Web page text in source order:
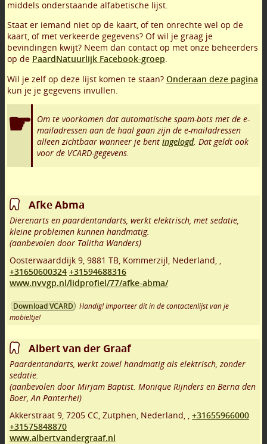
middels onderstaande alfabetische lijst.
Staat er iemand niet op de kaart, of ten onrechte wel op de
kaart, of met verkeerde gegevens? Of wil je graag je
bevindingen kwijt? Neem dan contact op met onze beheerders
op de PaardNatuurlijk Facebook-groep.
Wil je zelf op deze lijst komen te staan? Onderaan deze pagina
kun je je gegevens invullen.
Om te voorkomen dat automatische spam-bots met de e-
mailadressen aan de haal gaan zijn de e-mailadressen
alleen zichtbaar wanneer je bent ingelogd. Dat geldt ook
voor de VCARD-gegevens.
Afke Abma
Dierenarts en paardentandarts, werkt elektrisch, met sedatie,
kleine problemen kunnen handmatig.
(aanbevolen door Talitha Wanders)
Oosterwaarddijk 9 9881 TB Kommerzijl Nederland,
+31650600324 +31594688316
www.nvvgp.nl/lidprofiel/77/afke-abma/
Download VCARD
Handig! Importeer dit in de contactenlijst van je
mobieltje!
Albert van der Graaf
Paardentandarts, werkt zowel handmatig als elektrisch, zonder
sedatie.
(aanbevolen door Mirjam Baptist. Monique Rijnders en Berna den
Boer, An Panterhei)
Akkerstraat 9 7205 CC Zutphen Nederland,
+31655966000
+31575848870
www.albertvandergraaf.nl